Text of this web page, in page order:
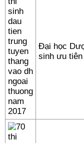
Đại học
sinh ưu